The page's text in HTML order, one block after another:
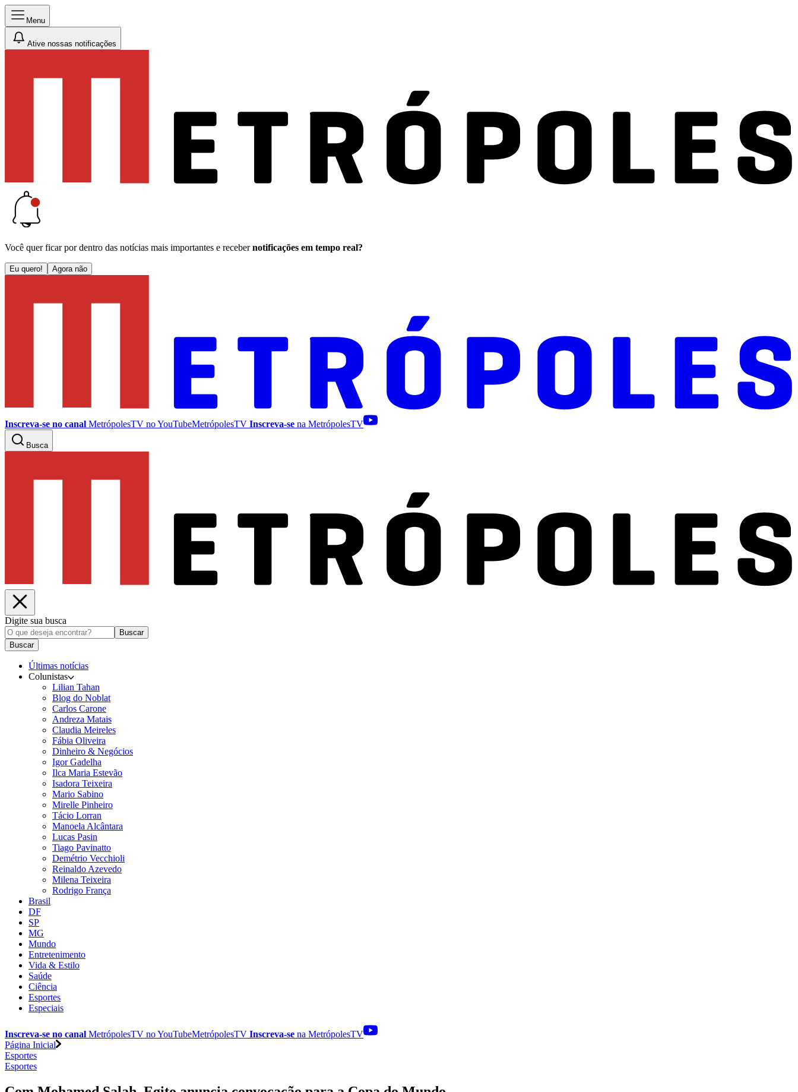
Menu
Ative nossas notificações
Você quer ficar por dentro das notícias mais importantes e receber notificações em tempo real?
Eu quero! Agora não
Inscreva-se no canal MetrópolesTV noYouTubeMetrópolesTV Inscreva-se na MetrópolesTV
Busca
Digite sua busca
Buscar
Buscar
Últimas notícias
Colunistas
Lilian Tahan
Blog do Noblat
Carlos Carone
Andreza Matais
Claudia Meireles
Fábia Oliveira
Dinheiro & Negócios
Igor Gadelha
Ilca Maria Estevão
Isadora Teixeira
Mario Sabino
Mirelle Pinheiro
Tácio Lorran
Manoela Alcântara
Lucas Pasin
Tiago Pavinatto
Demétrio Vecchioli
Reinaldo Azevedo
Milena Teixeira
Rodrigo França
Brasil
DF
SP
MG
Mundo
Entretenimento
Vida & Estilo
Saúde
Ciência
Esportes
Especiais
Inscreva-se no canal MetrópolesTV noYouTubeMetrópolesTV Inscreva-se na MetrópolesTV
Página Inicial
Esportes
Esportes